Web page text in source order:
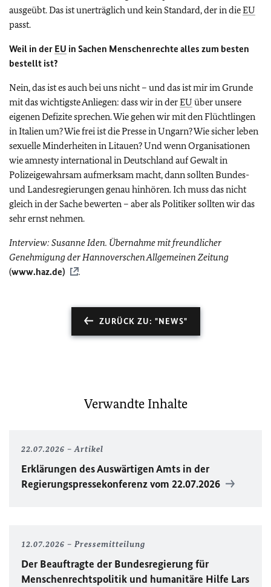
ausgeübt. Das ist unerträglich und kein Standard, der in dieEU
passt.
Weil in der EU in Sachen Menschenrechte alles zum besten
bestellt ist?
Nein, das ist es auch bei uns nicht – und das ist mir im Grunde
mit das wichtigste Anliegen: dass wir in derEU über unsere
eigenen Defizite sprechen. Wie gehen wir mit den Flüchtlingen
in Italien um? Wie frei ist die Presse in Ungarn? Wie sicher leben
sexuelle Minderheiten in Litauen? Und wenn Organisationen
wie amnesty international in Deutschland auf Gewalt in
Polizeigewahrsam aufmerksam macht, dann sollten Bundes-
und Landesregierungen genau hinhören. Ich muss das nicht
gleich in der Sache bewerten – aber als Politiker sollten wir das
sehr ernst nehmen.
Interview: Susanne Iden. Übernahme mit freundlicher
Genehmigung der Hannoverschen Allgemeinen Zeitung
(www.haz.de) .
ZURÜCK ZU: "NEWS"
Verwandte Inhalte
22.07.2026 Artikel
Erklärungen des Auswärtigen Amts in der
Regierungspressekonferenz vom 22.07.2026
12.07.2026 Pressemitteilung
Der Beauftragte der Bundesregierung für
Menschenrechtspolitik und humanitäre Hilfe Lars